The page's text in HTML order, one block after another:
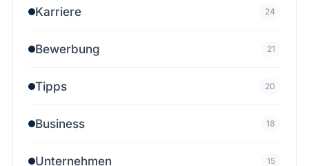
Karriere 24
Bewerbung 21
Tipps 20
Business 18
Unternehmen 15